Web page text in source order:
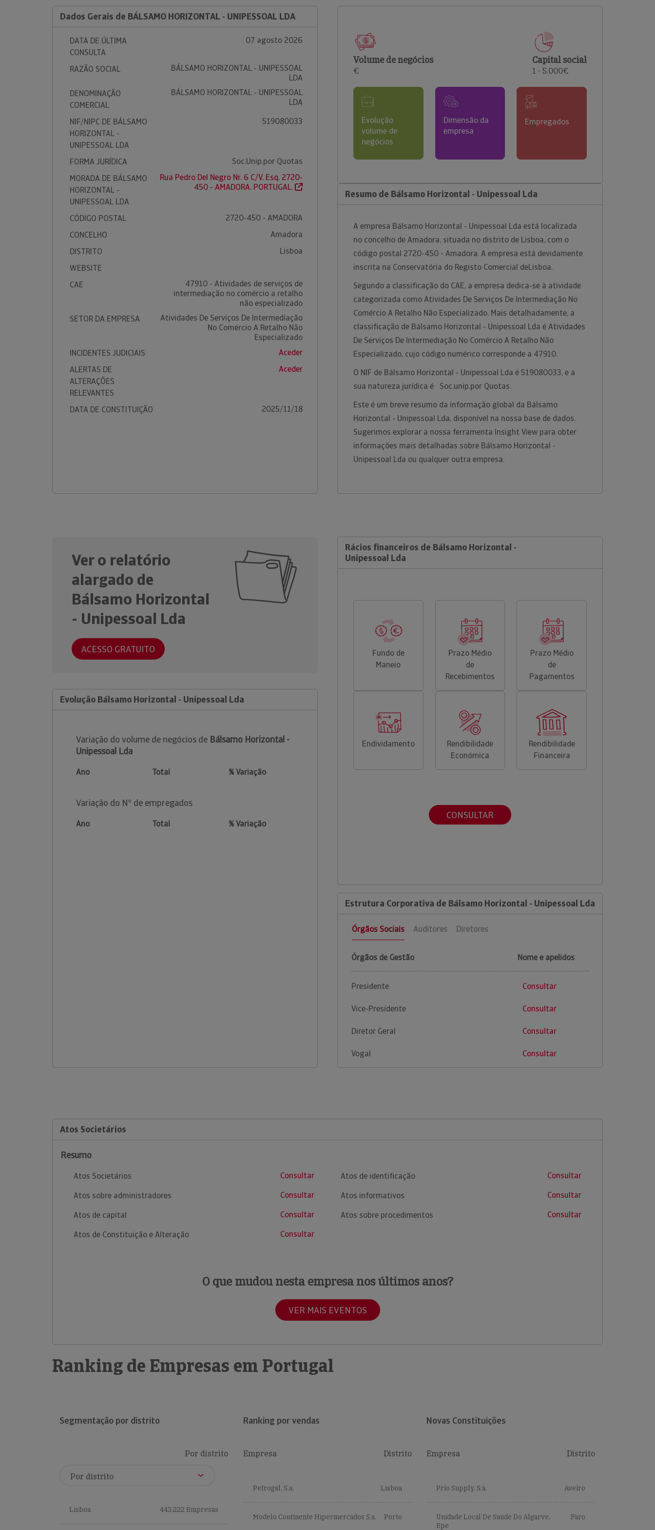
comerciais e analisar o risco de incumprimento dos
Dados Gerais de BÁLSAMO HORIZONTAL - UNIPESSOAL LDA
DATA DE ÚLTIMA
CONSULTA
07 agosto 2026
RAZÃO SOCIAL
BÁLSAMO HORIZONTAL - UNIPESSOAL
LDA
DENOMINAÇÃO
COMERCIAL
BÁLSAMO HORIZONTAL - UNIPESSOAL
LDA
NIF/NIPC DE BÁLSAMO
HORIZONTAL -
UNIPESSOAL LDA
519080033
FORMA JURÍDICA
Soc.Unip.por Quotas
MORADA DE BÁLSAMO
HORIZONTAL -
UNIPESSOAL LDA
Rua Pedro Del Negro Nr. 6 C/V. Esq. 2720-
450 - AMADORA. PORTUGAL.
CÓDIGO POSTAL
2720-450 - AMADORA
CONCELHO
Amadora
DISTRITO
Lisboa
WEBSITE
CAE
47910 - Atividades de serviços de
intermediação no comércio a retalho
não especializado
SETOR DA EMPRESA
Atividades De Serviços De Intermediação
No Comércio A Retalho Não
Especializado
INCIDENTES JUDICIAIS
Aceder
ALERTAS DE
ALTERAÇÕES
RELEVANTES
Aceder
DATA DE CONSTITUIÇÃO 2025/11/18
Volume de negócios
€
Capital social
1 - 5.000€
Evolução
volume de
negócios
Dimensão da
empresa
Empregados
Resumo de Bálsamo Horizontal - Unipessoal Lda
A empresa Bálsamo Horizontal - Unipessoal Lda está localizada
no concelho de Amadora, situada no distrito de Lisboa, com o
código postal 2720-450 - Amadora. A empresa está devidamente
inscrita na Conservatória do Registo Comercial deLisboa.
Segundo a classificação do CAE, a empresa dedica-se à atividade
categorizada como Atividades De Serviços De Intermediação No
Comércio A Retalho Não Especializado. Mais detalhadamente, a
classificação de Bálsamo Horizontal - Unipessoal Lda é Atividades
De Serviços De Intermediação No Comércio A Retalho Não
Especializado, cujo código numérico corresponde a 47910.
O NIF de Bálsamo Horizontal - Unipessoal Lda é 519080033, e a
sua natureza jurídica é Soc.unip.por Quotas.
Este é um breve resumo da informação global da Bálsamo
Horizontal - Unipessoal Lda, disponível na nossa base de dados.
Sugerimos explorar a nossa ferramenta Insight View para obter
informações mais detalhadas sobre Bálsamo Horizontal -
Unipessoal Lda ou qualquer outra empresa.
Ver o relatório
alargado de
Bálsamo Horizontal
- Unipessoal Lda
ACESSO GRATUITO
Evolução Bálsamo Horizontal - Unipessoal Lda
Variação do volume de negócios de Bálsamo Horizontal -
Unipessoal Lda
Ano Total % Variação
Variação do Nº de empregados
Ano Total % Variação
Rácios financeiros de Bálsamo Horizontal -
Unipessoal Lda
Fundo de
Maneio
Prazo Médio
de
Recebimentos
Prazo Médio
de
Pagamentos
Endividamento
Rendibilidade
Económica
Rendibilidade
Financeira
CONSULTAR
Estrutura Corporativa de Bálsamo Horizontal - Unipessoal Lda
Órgãos Sociais Auditores Diretores
Órgãos de Gestão Nome e apelidos
Presidente Consultar
Vice-Presidente Consultar
Diretor Geral Consultar
Vogal Consultar
Atos Societários
Resumo
Atos Societários
Consultar
Atos sobre administradores
Consultar
Atos de capital
Consultar
Atos de Constituição e Alteração
Consultar
Atos de identificação
Consultar
Atos informativos
Consultar
Atos sobre procedimentos
Consultar
O que mudou nesta empresa nos últimos anos?
VER MAIS EVENTOS
Ranking de Empresas em Portugal
Segmentação por distrito
Por distrito
Lisboa 443,222 Empresas
Ranking por vendas
Empresa Distrito
Petrogal, S.a. Lisboa
Modelo Continente Hipermercados S.a. Porto
Novas Constituições
Empresa Distrito
Prio Supply, S.a. Aveiro
Unidade Local De Saúde Do Algarve,
Epe
Faro